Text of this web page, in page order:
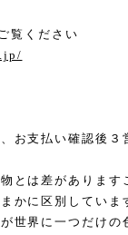
覧ください
お支払い確認後３
とは差があります
かに区別していま
世界に一つだけの